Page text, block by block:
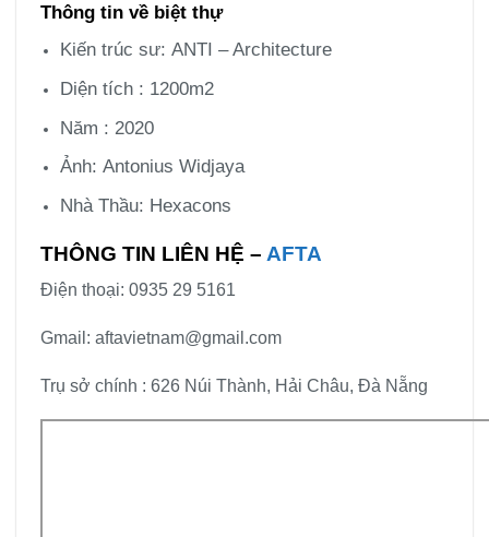
Thông tin về biệt thự
Kiến trúc sư: ANTI – Architecture
Diện tích : 1200m2
Năm : 2020
Ảnh: Antonius Widjaya
Nhà Thầu: Hexacons
THÔNG TIN LIÊN HỆ – AFTA
Điện thoại: 0935 29 5161
Gmail: aftavietnam@gmail.com
Trụ sở chính : 626 Núi Thành, Hải Châu, Đà Nẵng